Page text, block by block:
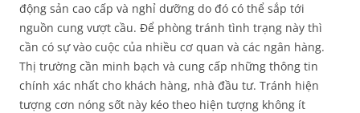
động sản cao cấp và nghỉ dưỡng do đó có thể sắp tới
nguồn cung vượt cầu. Để phòng tránh tình trạng này thì
cần có sự vào cuộc của nhiều cơ quan và các ngân hàng.
Thị trường cần minh bạch và cung cấp những thông tin
chính xác nhất cho khách hàng, nhà đầu tư. Tránh hiện
tượng cơn nóng sốt này kéo theo hiện tượng không ít